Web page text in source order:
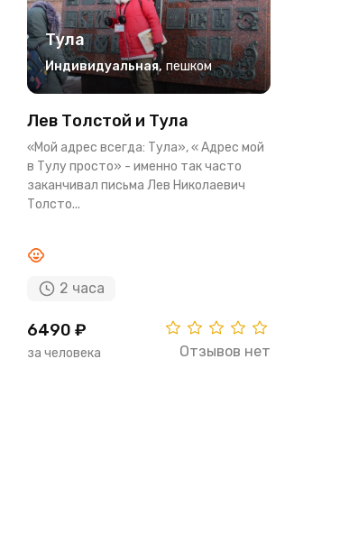
Тула
Индивидуальная, пешком
Лев Толстой и Тула
«Мой адрес всегда: Тула», « Адрес мой
в Тулу просто» - именно так часто
заканчивал письма Лев Николаевич
Толсто...
2 часа
6490 ₽
за человека Отзывов нет